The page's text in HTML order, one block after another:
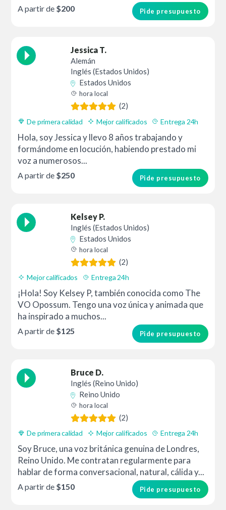
Pide presupuesto
A partir de $200
Jessica T.
Alemán
Inglés (Estados Unidos)
Estados Unidos
hora local
(2)
De primera calidad Mejor calificados Entrega 24h
Hola, soy Jessica y llevo 8 años trabajando y
formándome en locución, habiendo prestado mi
voz a numerosos...
Pide presupuesto
A partir de $250
Kelsey P.
Inglés (Estados Unidos)
Estados Unidos
hora local
(2)
Mejor calificados Entrega 24h
¡Hola! Soy Kelsey P, también conocida como The
VO Opossum. Tengo una voz única y animada que
ha inspirado a muchos...
Pide presupuesto
A partir de $125
Bruce D.
Inglés (Reino Unido)
Reino Unido
hora local
(2)
De primera calidad Mejor calificados Entrega 24h
Soy Bruce, una voz británica genuina de Londres,
Reino Unido. Me contratan regularmente para
hablar de forma conversacional, natural, cálida y...
Pide presupuesto
A partir de $150